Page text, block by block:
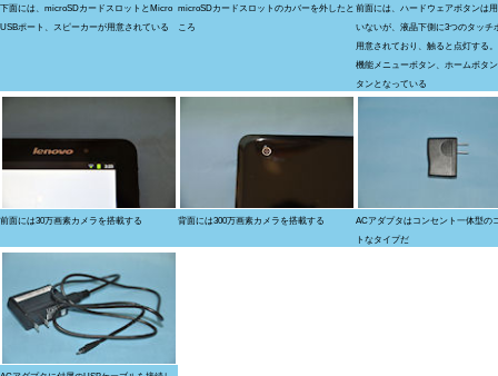
下面には、microSDカードスロットとMicro
USBポート、スピーカーが用意されている
microSDカードスロットのカバーを外したと
ころ
前面には、ハードウェアボタンは
いないが、液晶下側に3つのタッチ
用意されており、触ると点灯する
機能メニューボタン、ホームボタ
タンとなっている
前面には30万画素カメラを搭載する 背面には300万画素カメラを搭載する
ACアダプタはコンセント一体型の
トなタイプだ